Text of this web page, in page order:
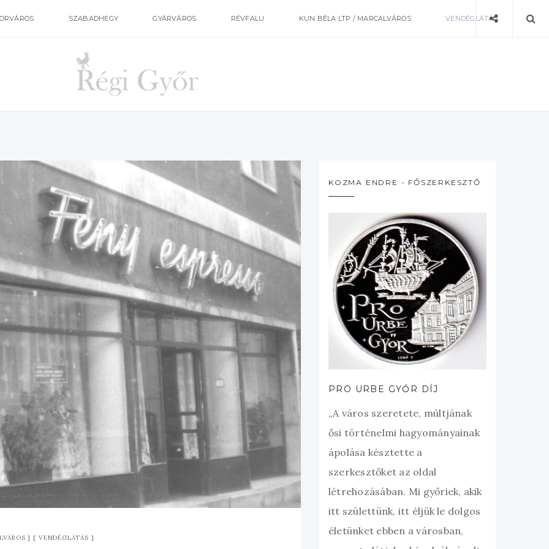
SZABADHEGY GYÁRVÁROS RÉVFALU KUN BÉLA LTP / MARCALVÁROS VENDÉGLÁTÁS
VENDÉGLÁTÁS
KOZMA ENDRE - FŐSZERKESZTŐ
PRO URBE GYŐR DÍJ
„A város szeretete, múltjának
ősi történelmi hagyományainak
ápolása késztette a
szerkesztőket az oldal
létrehozásában. Mi győriek, akik
itt születtünk, itt éljük le dolgos
életünket ebben a városban,